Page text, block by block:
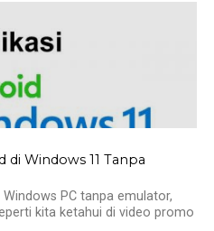
di Windows 11 Tanpa
PC tanpa emulator,
kita ketahui di video promo